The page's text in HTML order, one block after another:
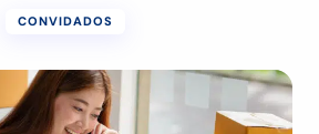
CONVIDADOS